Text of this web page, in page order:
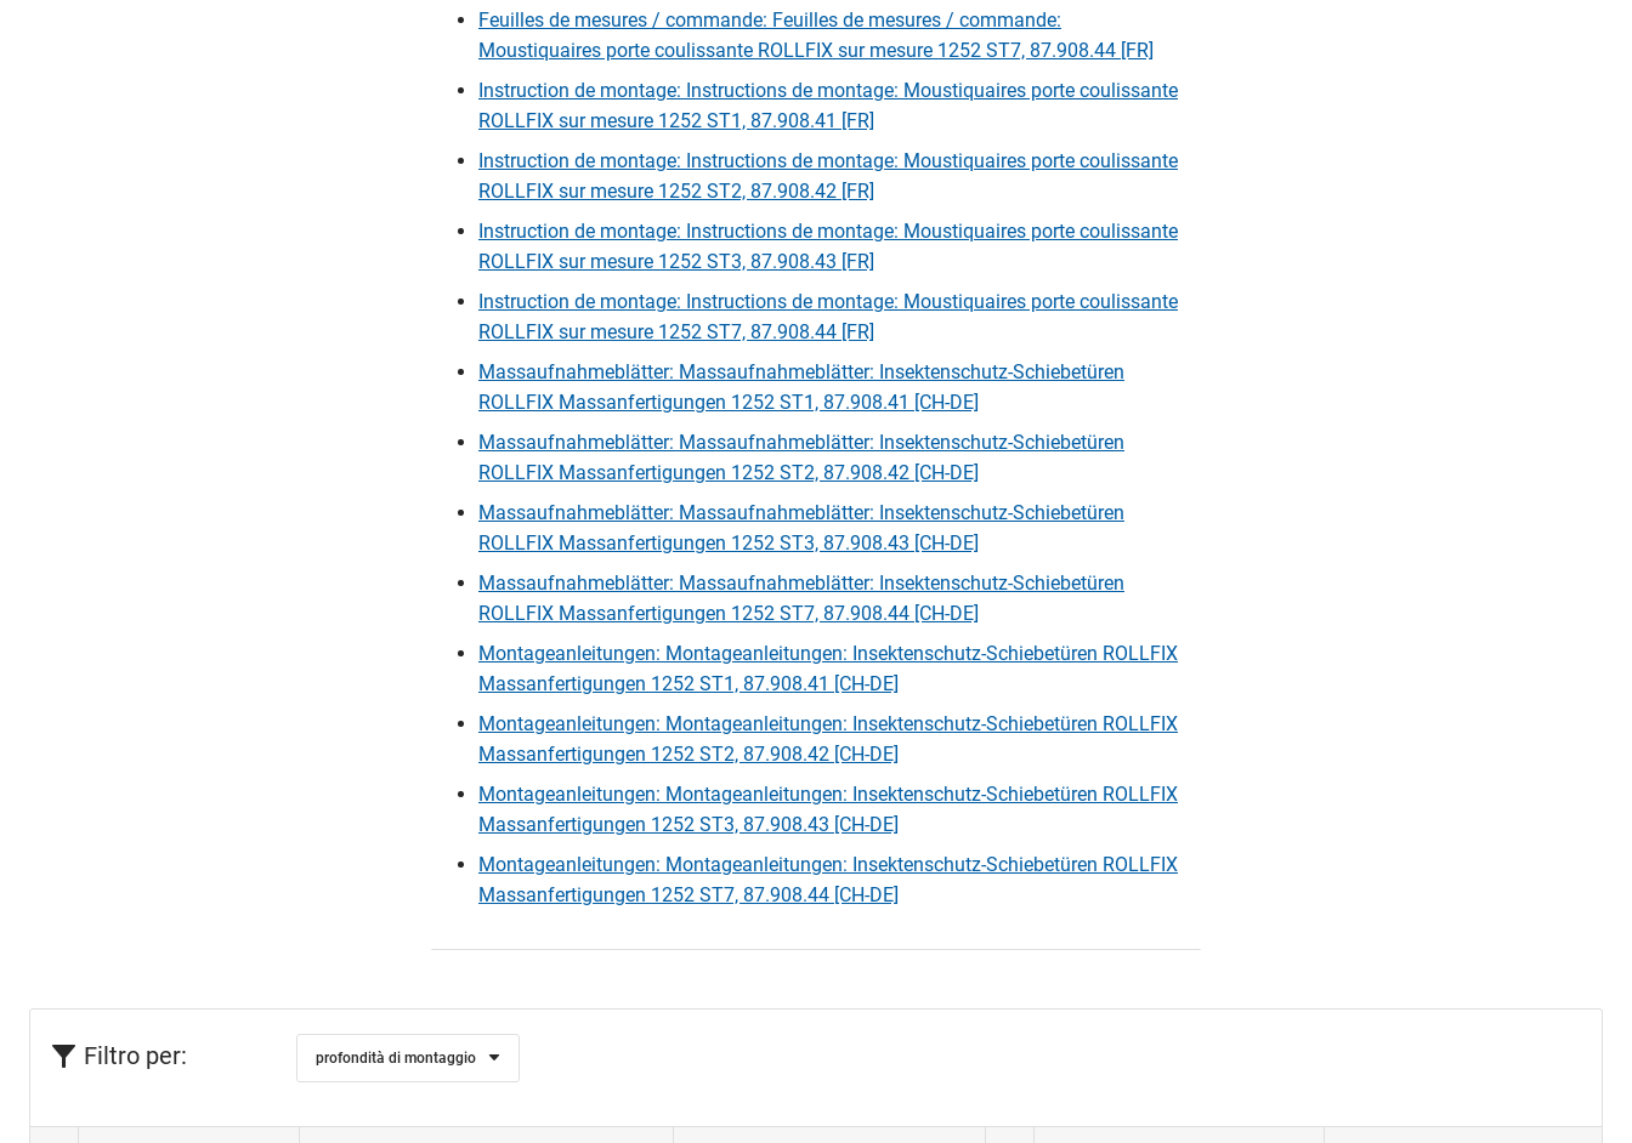
Feuilles de mesures / commande: Feuilles de mesures / commande:
Moustiquaires porte coulissante ROLLFIX sur mesure 1252 ST7, 87.908.44 [FR]
Instruction de montage: Instructions de montage: Moustiquaires porte coulissante
ROLLFIX sur mesure 1252 ST1, 87.908.41 [FR]
Instruction de montage: Instructions de montage: Moustiquaires porte coulissante
ROLLFIX sur mesure 1252 ST2, 87.908.42 [FR]
Instruction de montage: Instructions de montage: Moustiquaires porte coulissante
ROLLFIX sur mesure 1252 ST3, 87.908.43 [FR]
Instruction de montage: Instructions de montage: Moustiquaires porte coulissante
ROLLFIX sur mesure 1252 ST7, 87.908.44 [FR]
Massaufnahmeblätter: Massaufnahmeblätter: Insektenschutz-Schiebetüren
ROLLFIX Massanfertigungen 1252 ST1, 87.908.41 [CH-DE]
Massaufnahmeblätter: Massaufnahmeblätter: Insektenschutz-Schiebetüren
ROLLFIX Massanfertigungen 1252 ST2, 87.908.42 [CH-DE]
Massaufnahmeblätter: Massaufnahmeblätter: Insektenschutz-Schiebetüren
ROLLFIX Massanfertigungen 1252 ST3, 87.908.43 [CH-DE]
Massaufnahmeblätter: Massaufnahmeblätter: Insektenschutz-Schiebetüren
ROLLFIX Massanfertigungen 1252 ST7, 87.908.44 [CH-DE]
Montageanleitungen: Montageanleitungen: Insektenschutz-Schiebetüren ROLLFIX
Massanfertigungen 1252 ST1, 87.908.41 [CH-DE]
Montageanleitungen: Montageanleitungen: Insektenschutz-Schiebetüren ROLLFIX
Massanfertigungen 1252 ST2, 87.908.42 [CH-DE]
Montageanleitungen: Montageanleitungen: Insektenschutz-Schiebetüren ROLLFIX
Massanfertigungen 1252 ST3, 87.908.43 [CH-DE]
Montageanleitungen: Montageanleitungen: Insektenschutz-Schiebetüren ROLLFIX
Massanfertigungen 1252 ST7, 87.908.44 [CH-DE]
Filtro per: profondità di montaggio